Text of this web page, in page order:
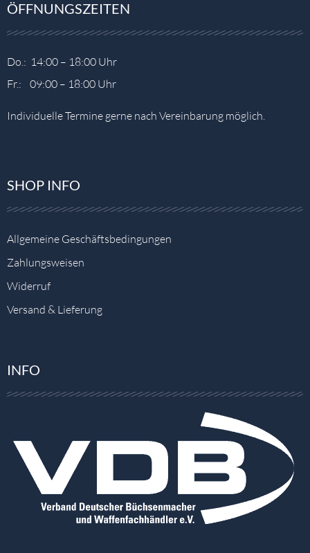
ÖFFNUNGSZEITEN
Do.: 14:00 – 18:00 Uhr
Fr.: 09:00 – 18:00 Uhr
Individuelle Termine gerne nach Vereinbarung möglich.
SHOP INFO
Allgemeine Geschäftsbedingungen
Zahlungsweisen
Widerruf
Versand & Lieferung
INFO